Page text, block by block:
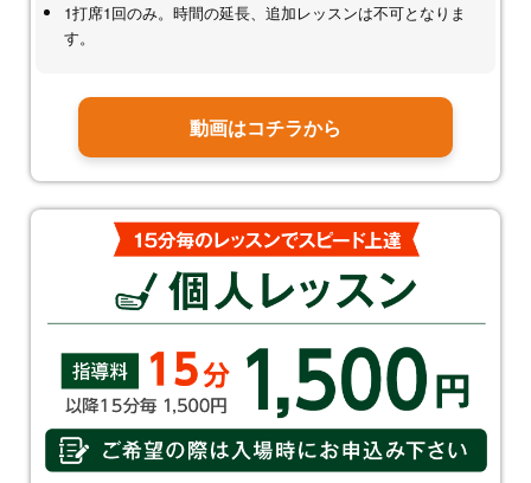
1打席1回のみ。時間の延長、追加レッスンは不可となりま
す。
動画はコチラから